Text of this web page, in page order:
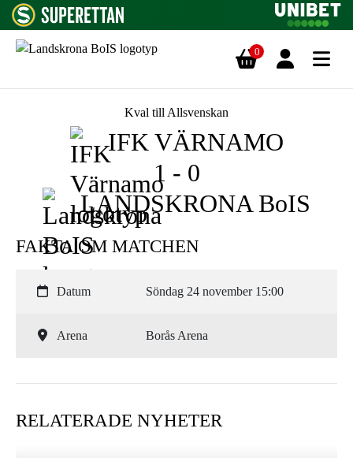
0
Kval till Allsvenskan
IFK VÄRNAMO
1 - 0
LANDSKRONA BoIS
FAKTA OM MATCHEN
Datum Söndag 24 november 15:00
Arena Borås Arena
RELATERADE NYHETER